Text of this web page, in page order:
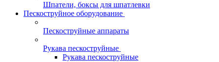
Шпатели, боксы для шпатлевки
Пескоструйное оборудование
Пескоструйные аппараты
Рукава пескоструйные
Рукава пескоструйные